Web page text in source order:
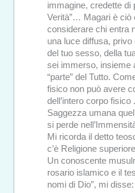
immagine, credette di
Verità”… Magari è ciò
considerare chi entra
una luce diffusa,
del tuo sesso, della
sei immerso, insieme
“parte” del Tutto.
fisico non può avere
dell’intero corpo fisico .
Saggezza umana
si perde
Mi ricorda il detto
c’è Religione
Un conoscente
rosario islamico e il
nomi di Dio”, mi